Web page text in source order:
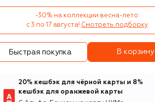
-30% на коллекции весна-лето
с 3 по 17 августа! Смотреть подборку
Быстрая покупка В корзину
20% кешбэк для чёрной карты и 8%
кешбэк для оранжевой карты